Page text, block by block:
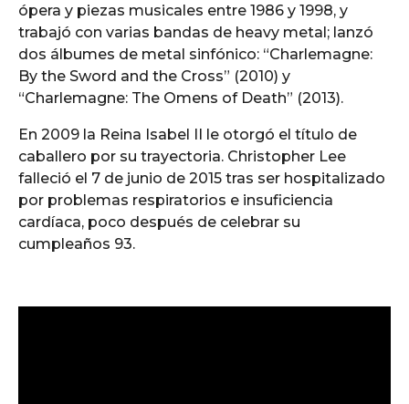
ópera y piezas musicales entre 1986 y 1998, y
trabajó con varias bandas de heavy metal; lanzó
dos álbumes de metal sinfónico: “Charlemagne:
By the Sword and the Cross” (2010) y
“Charlemagne: The Omens of Death” (2013).
En 2009 la Reina Isabel II le otorgó el título de
caballero por su trayectoria. Christopher Lee
falleció el 7 de junio de 2015 tras ser hospitalizado
por problemas respiratorios e insuficiencia
cardíaca, poco después de celebrar su
cumpleaños 93.